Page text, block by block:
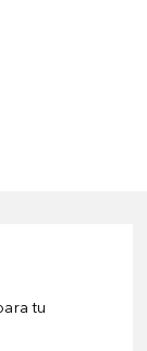
tu